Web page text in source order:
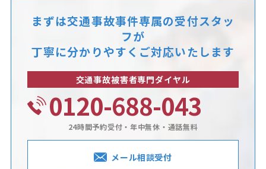
まずは交通事故事件専属の受付スタッ
フが
丁寧に分かりやすくご対応いたします
交通事故被害者専門ダイヤル
0120-688-043
24時間予約受付・年中無休・通話無料
メール相談受付